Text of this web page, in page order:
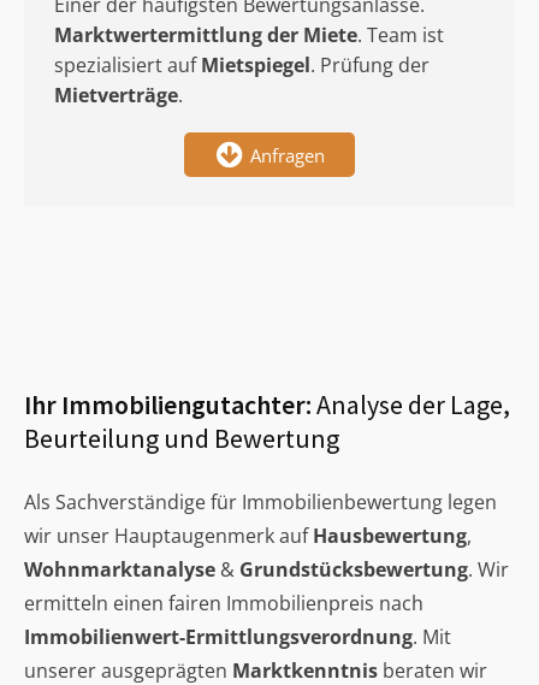
Marktwertermittlungder Miete. Team ist
spezialisiert aufMietspiegel. Prüfung der
Mietverträge.
Anfragen
Ihr Immobiliengutachter:Analyse der Lage,
Beurteilung und Bewertung
Als Sachverständige für Immobilienbewertung legen
wir unser Hauptaugenmerk aufHausbewertung,
Wohnmarktanalyse & Grundstücksbewertung. Wir
ermitteln einen fairen Immobilienpreis nach
Immobilienwert-Ermittlungsverordnung. Mit
unserer ausgeprägten Marktkenntnis beraten wir